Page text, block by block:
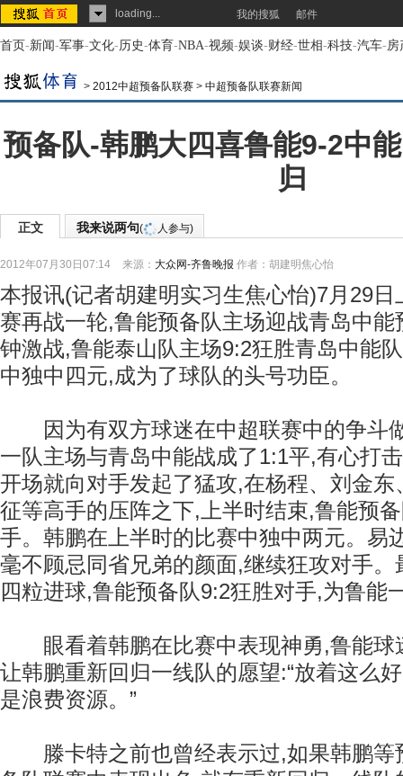
loading... 我的搜狐 邮件
首页-新闻-军事-文化-历史-体育-NBA-视频-娱谈-财经-世相-科技-汽车-房
> 2012中超预备队联赛 > 中超预备队联赛新闻
预备队-韩鹏大四喜鲁能9-2中
归
正文 我来说两句( 人参与)
2012年07月30日07:14 来源： 大众网-齐鲁晚报 作者：胡建明焦心怡
本报讯(记者胡建明实习生焦心怡)7月29
赛再战一轮,鲁能预备队主场迎战青岛中能
钟激战,鲁能泰山队主场9:2狂胜青岛中能
中独中四元,成为了球队的头号功臣。
因为有双方球迷在中超联赛中的争斗
一队主场与青岛中能战成了1:1平,有心打
开场就向对手发起了猛攻,在杨程、刘金
征等高手的压阵之下,上半时结束,鲁能预
手。韩鹏在上半时的比赛中独中两元。易
毫不顾忌同省兄弟的颜面,继续狂攻对手
四粒进球,鲁能预备队9:2狂胜对手,为鲁能
眼看着韩鹏在比赛中表现神勇,鲁能球
让韩鹏重新回归一线队的愿望:“放着这么
是浪费资源。”
滕卡特之前也曾经表示过,如果韩鹏等